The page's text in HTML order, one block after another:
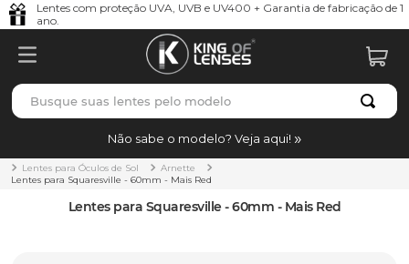
Lentes com proteção UVA, UVB e UV400 + Garantia de fabricação de 1
ano.
Busque suas lentes pelo modelo
Não sabe o modelo? Veja aqui!
Lentes para Óculos de Sol
Arnette
Lentes para Squaresville - 60mm - Mais Red
Lentes para Squaresville - 60mm - Mais Red
TERMOS MAIS BUSCADOS
1º borrachas
holbrook